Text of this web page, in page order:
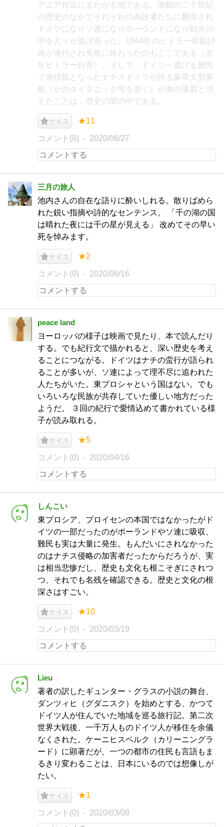
アニア付近にまたがる地である。激動の二十世紀
の歴史のなかでそれぞれの為政者たちに翻弄され
ドイツになりソ連になりポーランドになり戦火の
中を人々が逃げ惑った。1944年のヒトラー暗殺計
画が遂行され失敗に終わったのもここである（翌
年ヒトラー自害）。そして，ドイツへ逃げる難民
で過積載となったナチスドイツが誇る豪華大型客
船（かのタイタニック号を凌ぐ）が海の藻屑と消
えたことは，歴史の闇の中である。
ナイス ★11
コメント(0) 2020/06/27
三月の旅人
池内さんの自在な語りに酔いしれる。散りばめら
れた鋭い指摘や詩的なセンテンス。 「千の湖の国
は晴れた夜には千の星が見える」 改めてその早い
死を悼みます。
ナイス ★2
コメント(0) 2020/06/16
peace land
ヨーロッパの様子は映画で見たり、本で読んだり
する。でも紀行文で描かれると、深い歴史を考え
ることにつながる。ドイツはナチの蛮行が語られ
ることが多いが、ソ連によって理不尽に追われた
人たちがいた。東プロシャという国はない。でも
いろいろな民族が共存していた優しい地方だった
ようだ。 ３回の紀行で愛情込めて書かれている様
子が読み取れる。
ナイス ★5
コメント(0) 2020/04/16
しんこい
東プロシア、プロイセンの本国ではなかったがド
イツの一部だったのがポーランドやソ連に吸収、
難民も実は大量に発生。もんだいにされなかった
のはナチス侵略の加害者だったからだろうが、実
は相当悲惨だし、歴史も文化も根こそぎにされつ
つ、それでも名残を確認できる。歴史と文化の根
深さはすごい。
ナイス ★10
コメント(0) 2020/03/19
Lieu
著者の訳したギュンター・グラスの小説の舞台、
ダンツィヒ（グダニスク）を始めとする、かつて
ドイツ人が住んでいた地域を巡る旅行記。第二次
世界大戦後、一千万人ものドイツ人が移住を余儀
なくされた。ケーニヒスベルク（カリーニングラ
ード）に顕著だが、一つの都市の住民も言語もま
るきり変わることは、日本にいるのでは想像しが
たい。
ナイス ★1
コメント(0) 2020/03/08